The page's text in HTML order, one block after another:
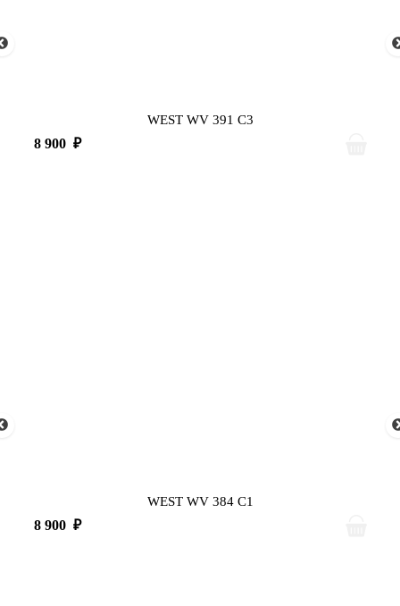
WEST WV 391 C3
8 900 ₽
WEST WV 384 C1
8 900 ₽